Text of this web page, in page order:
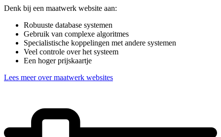
Denk bij een maatwerk website aan:
Robuuste database systemen
Gebruik van complexe algoritmes
Specialistische koppelingen met andere systemen
Veel controle over het systeem
Een hoger prijskaartje
Lees meer over maatwerk websites